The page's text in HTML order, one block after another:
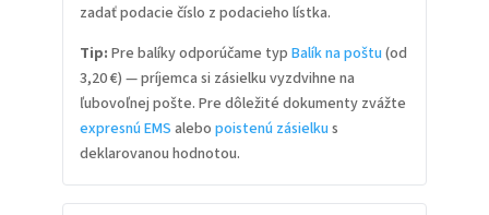
zadať podacie číslo z podacieho lístka.
Tip: Pre balíky odporúčame typ Balík na poštu (od
3,20 €) — príjemca si zásielku vyzdvihne na
ľubovoľnej pošte. Pre dôležité dokumenty zvážte
expresnú EMS alebo poistenú zásielku s
deklarovanou hodnotou.